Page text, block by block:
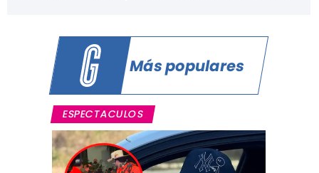
Más populares
ESPECTACULOS